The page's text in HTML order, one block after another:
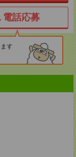
電話応募
す